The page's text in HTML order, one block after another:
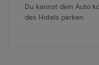
Du kannst dein Auto
des Hotels parken.